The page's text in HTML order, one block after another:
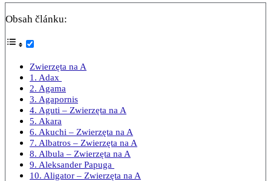
Obsah článku:
Zwierzęta na A
1. Adax
2. Agama
3. Agapornis
4. Aguti – Zwierzęta na A
5. Akara
6. Akuchi – Zwierzęta na A
7. Albatros – Zwierzęta na A
8. Albula – Zwierzęta na A
9. Aleksander Papuga
10. Aligator – Zwierzęta na A